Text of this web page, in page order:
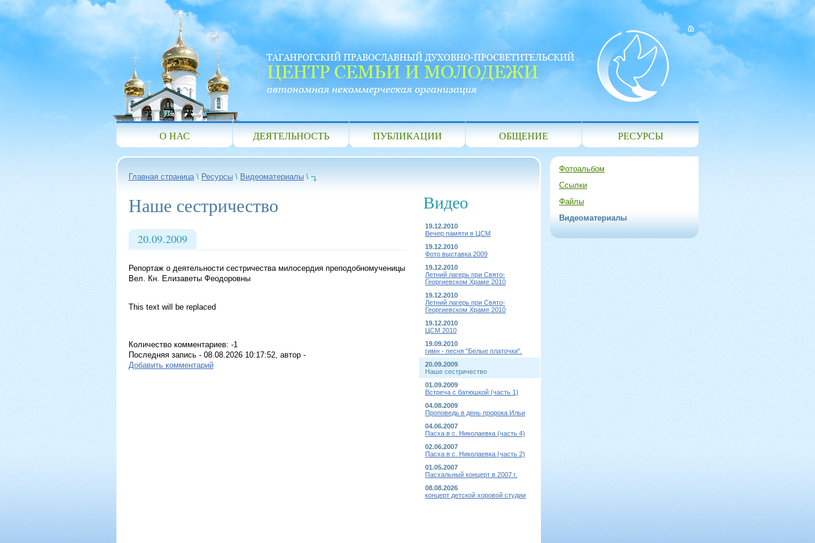
О НАС ДЕЯТЕЛЬНОСТЬ ПУБЛИКАЦИИ ОБЩЕНИЕ РЕСУРСЫ
Главная страница\ Ресурсы \ Видеоматериалы \
Видео
19.12.2010
Вечер памяти в ЦСМ
19.12.2010
Фото выставка 2009
19.12.2010
Летний лагерь при Свято-
Георгиевском Храме 2010
19.12.2010
Летний лагерь при Свято-
Георгиевском Храме 2010
19.12.2010
ЦСМ 2010
19.09.2010
гимн - песня "Белые платочки".
20.09.2009
Наше сестричество
01.09.2009
Встреча с батюшкой (часть 1)
04.08.2009
Проповедь в день пророка Ильи
04.06.2007
Пасха в с. Николаевка (часть 4)
02.06.2007
Пасха в с. Николаевка (часть 2)
01.05.2007
Пасхальный концерт в 2007 г.
08.08.2026
концерт детской хоровой студии
Наше сестричество
20.09.2009
Репортаж о деятельности сестричества милосердия преподобномученицы
Вел. Кн. Елизаветы Феодоровны
This text will be replaced
Количество комментариев: -1
Последняя запись - 08.08.2026 10:17:52, автор -
Добавить комментарий
Фотоальбом
Ссылки
Файлы
Видеоматериалы